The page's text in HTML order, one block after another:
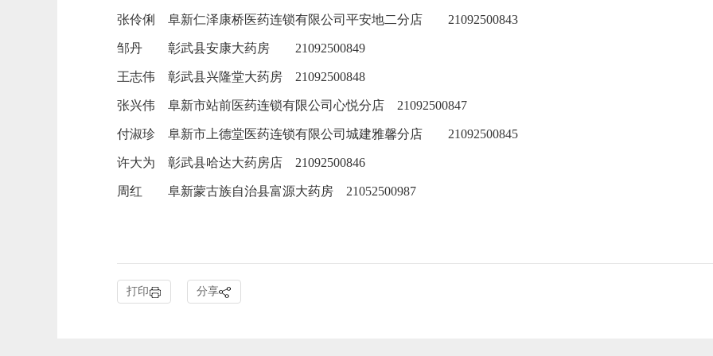
张伶俐 阜新仁泽康桥医药连锁有限公司平安地二分店 21092500843
邹丹 彰武县安康大药房 21092500849
王志伟 彰武县兴隆堂大药房 21092500848
张兴伟 阜新市站前医药连锁有限公司心悦分店 21092500847
付淑珍 阜新市上德堂医药连锁有限公司城建雅馨分店 21092500845
许大为 彰武县哈达大药房店 21092500846
周红 阜新蒙古族自治县富源大药房 21052500987
打印 分享